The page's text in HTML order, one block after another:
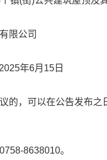
限公司
年6月15日
的，可以在公告发布
0758-8638010。